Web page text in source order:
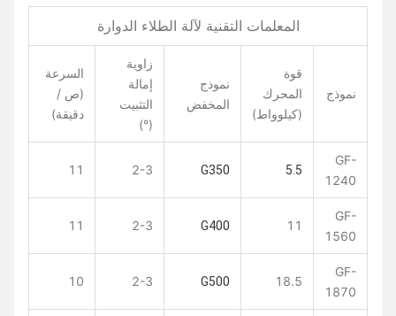
المعلمات التقنية لآلة الطلاء الدوارة
نموذج
المحرك
(كيلوواط)
نموذج
المخفض
التثبيت
السرعة
دقيقة)
1240
1560
1870